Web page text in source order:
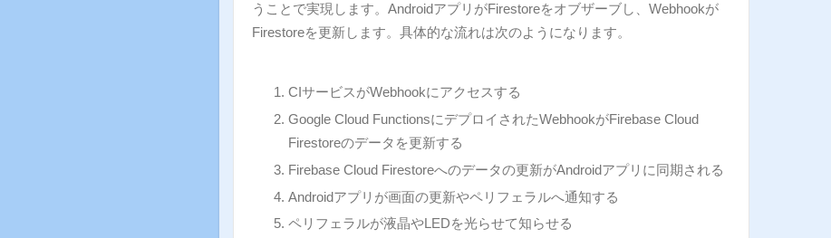
うことで実現します。AndroidアプリがFirestoreをオブザーブし、Webhookが
Firestoreを更新します。具体的な流れは次のようになります。
CIサービスがWebhookにアクセスする
Google Cloud FunctionsにデプロイされたWebhookがFirebase Cloud
Firestoreのデータを更新する
Firebase Cloud Firestoreへのデータの更新がAndroidアプリに同期される
Androidアプリが画面の更新やペリフェラルへ通知する
ペリフェラルが液晶やLEDを光らせて知らせる